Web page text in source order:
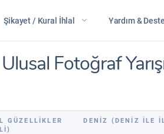
Şikayet / Kural İhlal Yardım &
Fotoğraf
GÜZELLIKLER
DENIZ (DENIZ ILE